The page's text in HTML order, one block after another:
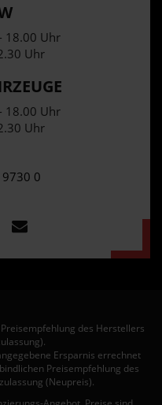
18.00 Uhr
Uhr
18.00 Uhr
Uhr
0
des Herstellers
Ersparnis errechnet
Preisempfehlung des
(Neupreis).